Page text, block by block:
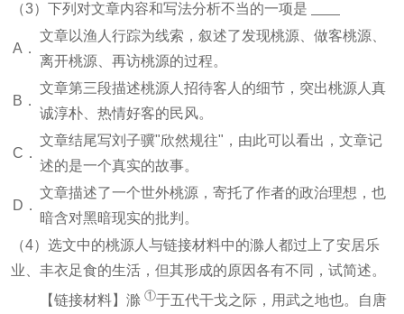
（3）下列对文章内容和写法分析不当的一项是
A．
文章以渔人行踪为线索，叙述了发现桃源、做客桃源、
离开桃源、再访桃源的过程。
B．
文章第三段描述桃源人招待客人的细节，突出桃源人真
诚淳朴、热情好客的民风。
C．
文章结尾写刘子骥"欣然规往"，由此可以看出，文章记
述的是一个真实的故事。
D．
文章描述了一个世外桃源，寄托了作者的政治理想，也
暗含对黑暗现实的批判。
（4）选文中的桃源人与链接材料中的滁人都过上了安居乐
业、丰衣足食的生活，但其形成的原因各有不同，试简述。
【链接材料】滁 ①于五代干戈之际，用武之地也。自唐